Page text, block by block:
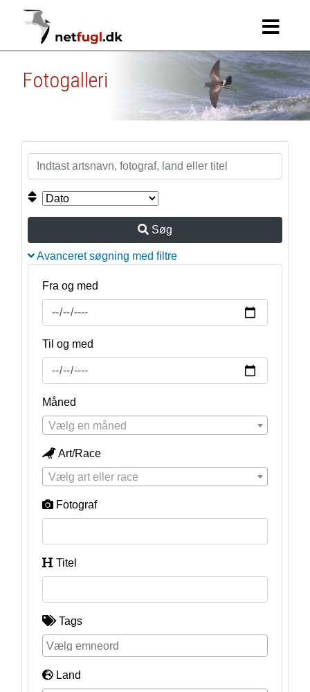
Fotogalleri
Søg
Avanceret søgning med filtre
Fra og med
Til og med
Måned
Vælg en måned
Art/Race
Vælg art eller race
Fotograf
Titel
Tags
Land